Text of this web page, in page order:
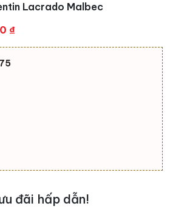
Lacrado Malbec
₫Giá
hiện
đãi hấp dẫn!